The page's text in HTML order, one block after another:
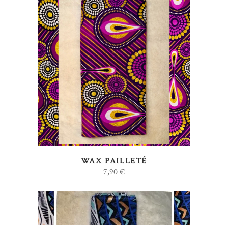
AJOUTER AU PANIER
WAX PAILLETÉ
7,90€